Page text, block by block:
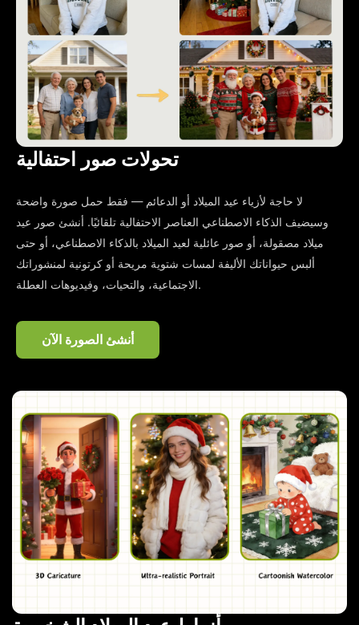
تحولات صور احتفالية
لا حاجة لأزياء عيد الميلاد أو الدعائم — فقط حمل صورة واضحة
وسيضيف الذكاء الاصطناعي العناصر الاحتفالية تلقائيًا. أنشئ صور عيد
ميلاد مصقولة، أو صور عائلية لعيد الميلاد بالذكاء الاصطناعي، أو حتى
ألبس حيواناتك الأليفة لمسات شتوية مريحة أو كرتونية لمنشوراتك
الاجتماعية، والتحيات، وفيديوهات العطلة.
أنشئ الصورة الآن